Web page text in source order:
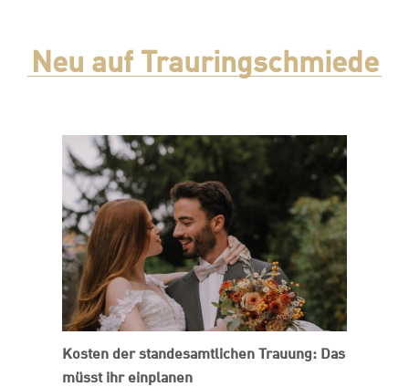
Neu auf Trauringschmiede
Kosten der standesamtlichen Trauung: Das
müsst ihr einplanen